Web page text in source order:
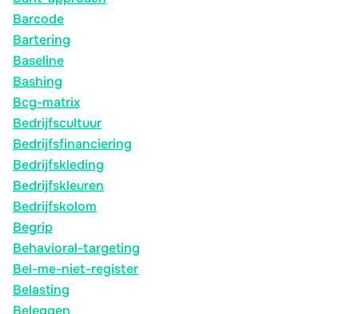
Barcode
Bartering
Baseline
Bashing
Bcg-matrix
Bedrijfscultuur
Bedrijfsfinanciering
Bedrijfskleding
Bedrijfskleuren
Bedrijfskolom
Begrip
Behavioral-targeting
Bel-me-niet-register
Belasting